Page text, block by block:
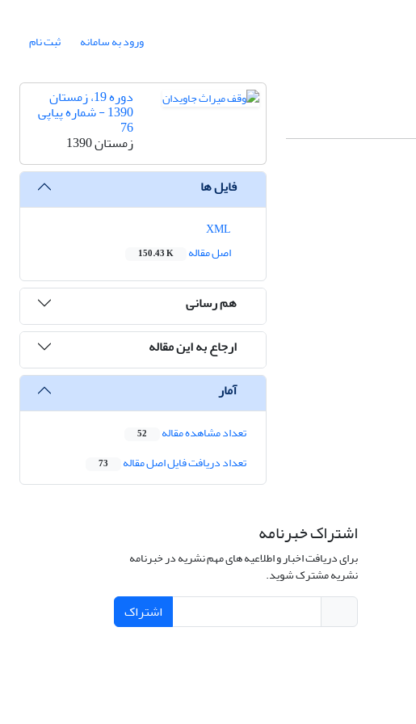
ورود به سامانه ثبت نام
دوره 19، زمستان
1390 - شماره پیاپی
76
زمستان 1390
فایل ها
اصل مقاله
150.43 K
هم رسانی
ارجاع به این مقاله
آمار
تعداد مشاهده مقاله 52
تعداد دریافت فایل اصل مقاله 73
اشتراک خبرنامه
برای دریافت اخبار و اطلاعیه های مهم نشریه در خبرنامه
نشریه مشترک شوید.
اشتراک